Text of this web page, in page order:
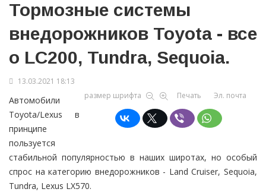
Тормозные системы
внедорожников Toyota - все
о LC200, Tundra, Sequoia.
13.03.2021 18:13
размер шрифта
Печать Эл. почта
Автомобили
Toyota/Lexus в
принципе
пользуется
стабильной популярностью в наших широтах, но особый
спрос на категорию внедорожников - Land Cruiser, Sequoia,
Tundra, Lexus LX570.